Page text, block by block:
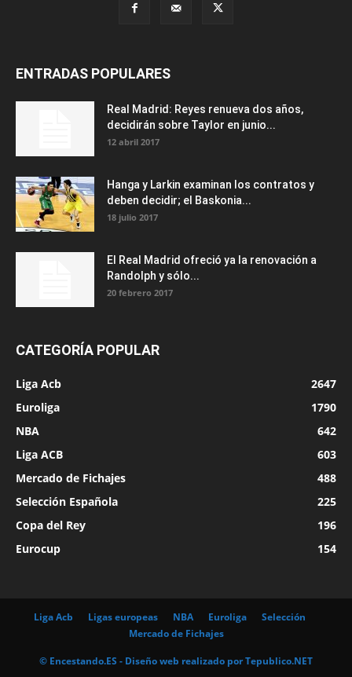
ENTRADAS POPULARES
Real Madrid: Reyes renueva dos años,
decidirán sobre Taylor en junio...
12 abril 2017
Hanga y Larkin examinan los contratos y
deben decidir; el Baskonia...
18 julio 2017
El Real Madrid ofreció ya la renovación a
Randolph y sólo...
20 febrero 2017
CATEGORÍA POPULAR
Liga Acb
2647
Euroliga
1790
NBA
642
Liga ACB
603
Mercado de Fichajes
488
Selección Española
225
Copa del Rey
196
Eurocup
154
Liga Acb Ligas europeas NBA Euroliga
Selección
Mercado de Fichajes
© Encestando.ES - Diseño web realizado porTepublico.NET